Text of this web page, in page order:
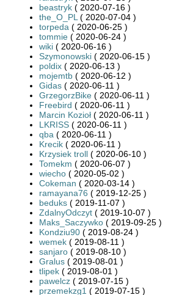
beastryk ( 2020-07-16 )
the_O_PL ( 2020-07-04 )
torpeda ( 2020-06-25 )
tommie ( 2020-06-24 )
wiki ( 2020-06-16 )
Szymonowski ( 2020-06-15 )
poldix ( 2020-06-13 )
mojemtb ( 2020-06-12 )
Gidas ( 2020-06-11 )
GrzegorzBike ( 2020-06-11 )
Freebird ( 2020-06-11 )
Marcin Kozioł ( 2020-06-11 )
LKRISS ( 2020-06-11 )
qba ( 2020-06-11 )
Krecik ( 2020-06-11 )
Krzysiek troll ( 2020-06-10 )
Tomekm ( 2020-06-07 )
wiecho ( 2020-05-02 )
Cokeman ( 2020-03-14 )
ramayana76 ( 2019-12-25 )
beduks ( 2019-11-07 )
ZdalnyOdczyt ( 2019-10-07 )
Maks_Saczywko ( 2019-09-25 )
Kondziu90 ( 2019-08-24 )
wemek ( 2019-08-11 )
sanjaro ( 2019-08-10 )
Gralus ( 2019-08-01 )
tlipek ( 2019-08-01 )
pawelcz ( 2019-07-15 )
przemekzg1 ( 2019-07-15 )